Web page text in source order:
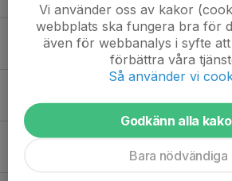
Träning som vanligt 3/4
3 apr 2024 0
27 mar 2024 0
Ändring dagens träning
0
Vi använder oss av kakor
webbplats ska fungera bra för
även för webbanalys i syfte
förbättra våra
Så använder vi
Godkänn alla
Bara nödvändiga